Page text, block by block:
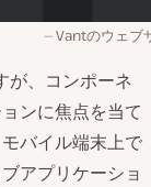
Vantのウェブ
が、コンポーネ
ンに焦点を当て
バイル端末上で
アプリケーショ